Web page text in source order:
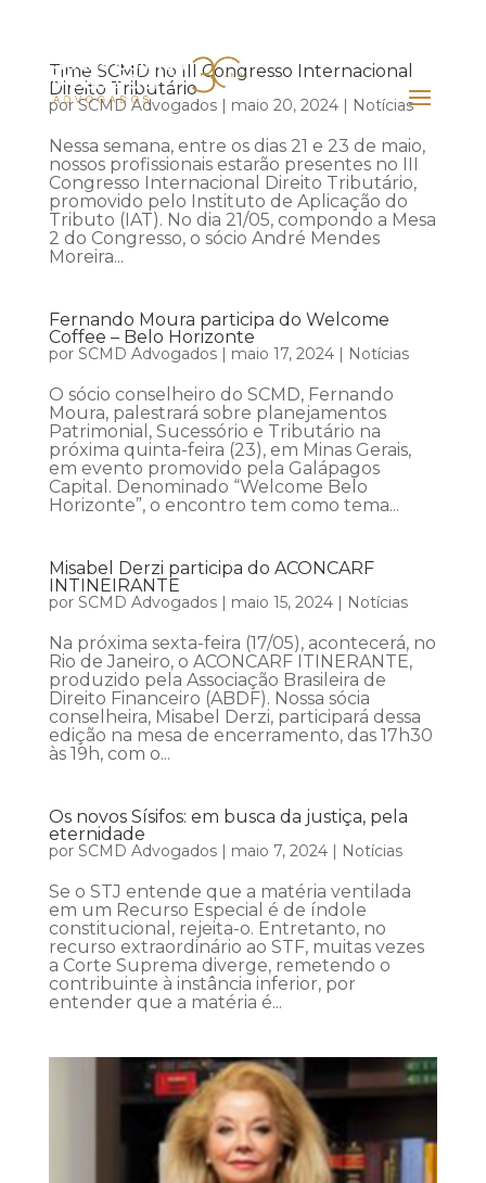
Time SCMD no III Congresso Internacional
Direito Tributário
porSCMD Advogados| maio 20, 2024| Notícias
Nessa semana, entre os dias 21 e 23 de maio,
nossos profissionais estarão presentes no III
Congresso Internacional Direito Tributário,
promovido pelo Instituto de Aplicação do
Tributo (IAT). No dia 21/05, compondo a Mesa
2 do Congresso, o sócio André Mendes
Moreira...
Fernando Moura participa do Welcome
Coffee – Belo Horizonte
por SCMD Advogados| maio 17, 2024| Notícias
O sócio conselheiro do SCMD, Fernando
Moura, palestrará sobre planejamentos
Patrimonial, Sucessório e Tributário na
próxima quinta-feira (23), em Minas Gerais,
em evento promovido pela Galápagos
Capital. Denominado “Welcome Belo
Horizonte”, o encontro tem como tema...
Misabel Derzi participa do ACONCARF
INTINEIRANTE
por SCMD Advogados| maio 15, 2024| Notícias
Na próxima sexta-feira (17/05), acontecerá, no
Rio de Janeiro, o ACONCARF ITINERANTE,
produzido pela Associação Brasileira de
Direito Financeiro (ABDF). Nossa sócia
conselheira, Misabel Derzi, participará dessa
edição na mesa de encerramento, das 17h30
às 19h, com o...
Os novos Sísifos: em busca da justiça, pela
eternidade
por SCMD Advogados| maio 7, 2024| Notícias
Se o STJ entende que a matéria ventilada
em um Recurso Especial é de índole
constitucional, rejeita-o. Entretanto, no
recurso extraordinário ao STF, muitas vezes
a Corte Suprema diverge, remetendo o
contribuinte à instância inferior, por
entender que a matéria é...